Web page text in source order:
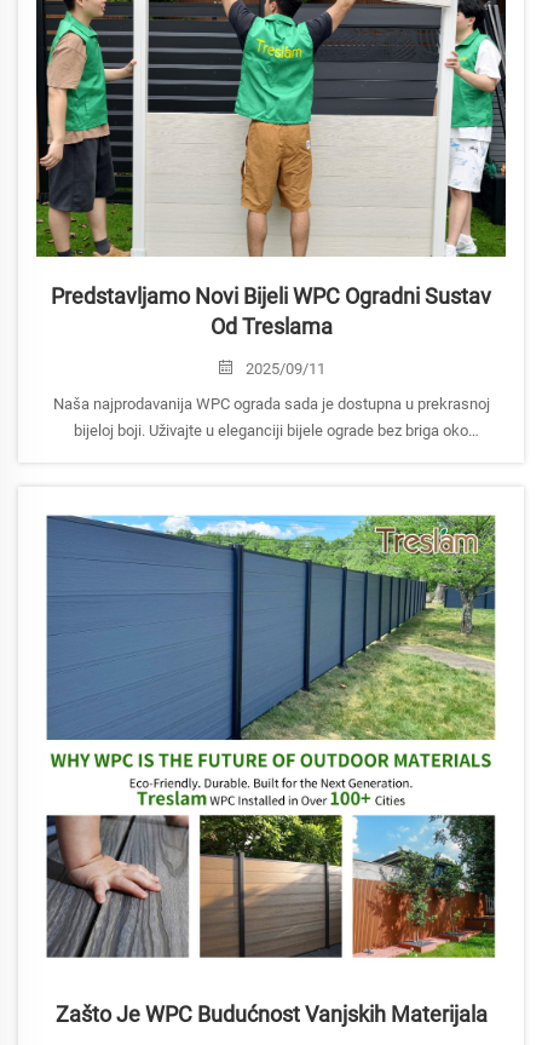
Predstavljamo Novi Bijeli WPC Ogradni Sustav
Od Treslama
2025/09/11
Naša najprodavanija WPC ograda sada je dostupna u prekrasnoj
bijeloj boji. Uživajte u eleganciji bijele ograde bez briga oko
Zašto Je WPC Budućnost Vanjskih Materijala